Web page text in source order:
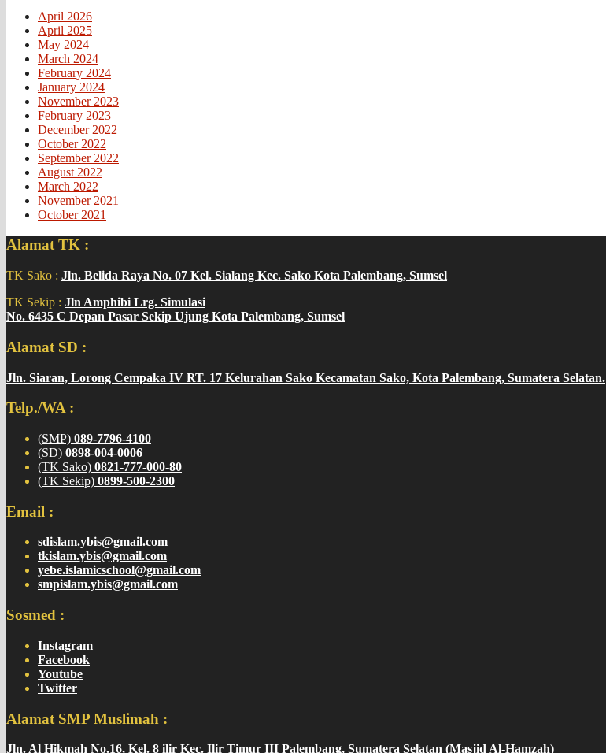
April 2026
April 2025
May 2024
March 2024
February 2024
January 2024
November 2023
February 2023
December 2022
October 2022
September 2022
August 2022
March 2022
November 2021
October 2021
Alamat TK :
TK Sako : Jln. Belida Raya No. 07 Kel. Sialang Kec. Sako Kota Palembang, Sumsel
TK Sekip : Jln Amphibi Lrg. Simulasi
No. 6435 C Depan Pasar Sekip Ujung Kota Palembang, Sumsel
Alamat SD :
Jln. Siaran, Lorong Cempaka IV RT. 17 Kelurahan Sako Kecamatan Sako, Kota Palembang, Sumatera Selatan.
Telp./WA :
(SMP) 089-7796-4100
(SD) 0898-004-0006
(TK Sako) 0821-777-000-80
(TK Sekip) 0899-500-2300
Email :
sdislam.ybis@gmail.com
tkislam.ybis@gmail.com
yebe.islamicschool@gmail.com
smpislam.ybis@gmail.com
Sosmed :
Instagram
Facebook
Youtube
Twitter
Alamat SMP Muslimah :
Jln. Al Hikmah No.16, Kel. 8 ilir Kec. Ilir Timur III Palembang, Sumatera Selatan (Masjid Al-Hamzah)